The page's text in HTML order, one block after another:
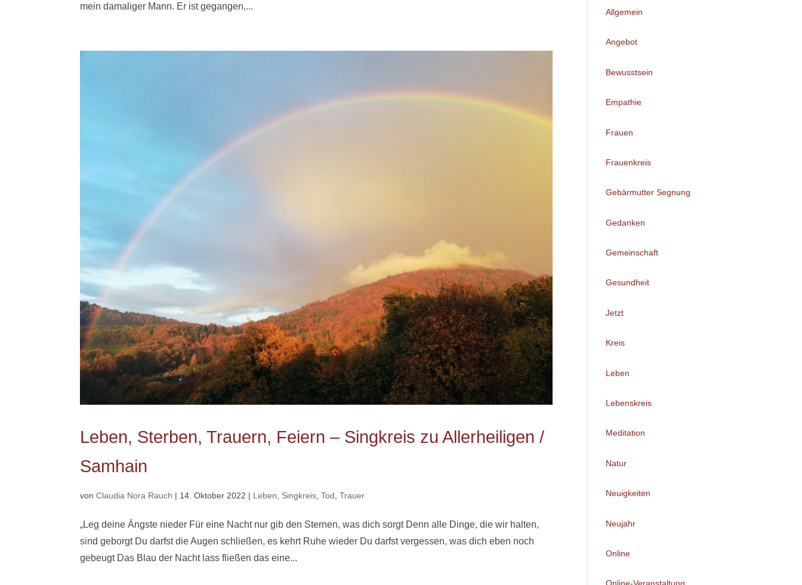
mein damaliger Mann. Er ist gegangen,...
Leben, Sterben, Trauern, Feiern – Singkreis zu Allerheiligen /
Samhain
vonClaudia Nora Rauch | 14. Oktober 2022 | Leben, Singkreis,Tod,Trauer
„Leg deine Ängste nieder Für eine Nacht nur gib den Sternen, was dich sorgt Denn alle Dinge, die wir halten,
sind geborgt Du darfst die Augen schließen, es kehrt Ruhe wieder Du darfst vergessen, was dich eben noch
gebeugt Das Blau der Nacht lass fließen das eine...
Allgemein
Angebot
Bewusstsein
Empathie
Frauen
Frauenkreis
Gebärmutter Segnung
Gedanken
Gemeinschaft
Gesundheit
Jetzt
Kreis
Leben
Lebenskreis
Meditation
Natur
Neuigkeiten
Neujahr
Online